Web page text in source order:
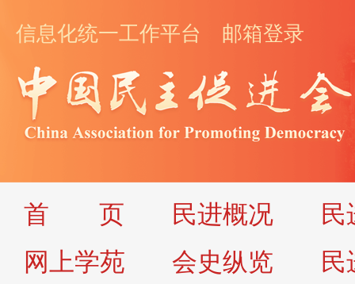
信息化统一工作平台 邮箱登录
首 页 民进概况
民
网上学苑
会史纵览 民